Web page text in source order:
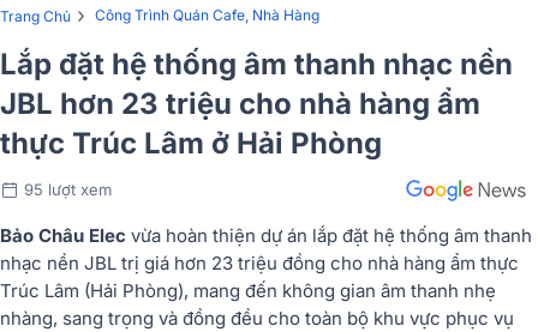
Trang Chủ › Công Trình Quán Cafe, Nhà Hàng
Lắp đặt hệ thống âm thanh nhạc nền
JBL hơn 23 triệu cho nhà hàng ẩm
thực Trúc Lâm ở Hải Phòng
95 lượt xem
Bảo Châu Elec vừa hoàn thiện dự án lắp đặt hệ thống âm thanh
nhạc nền JBL trị giá hơn 23 triệu đồng cho nhà hàng ẩm thực
Trúc Lâm (Hải Phòng), mang đến không gian âm thanh nhẹ
nhàng, sang trọng và đồng đều cho toàn bộ khu vực phục vụ